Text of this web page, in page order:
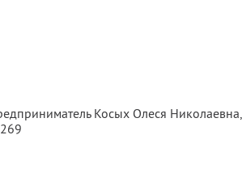
Косых Олеся Николаевна,